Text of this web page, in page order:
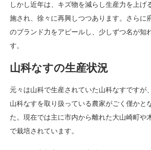
しかし近年は、キズ物を減らし生産力を上げ
施され、徐々に再興しつつあります。さらに
のブランド力をアピールし、少しずつ名が知
す。
山科なすの生産状況
元々は山科で生産されていた山科なすですが
山科なすを取り扱っている農家がごく僅かと
た。現在では主に市内から離れた大山崎町や
で栽培されています。